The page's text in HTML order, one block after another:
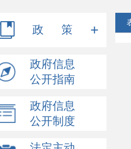
政 策
行政规范性文件
其他文件
政府信息
公开指南
政府信息
公开制度